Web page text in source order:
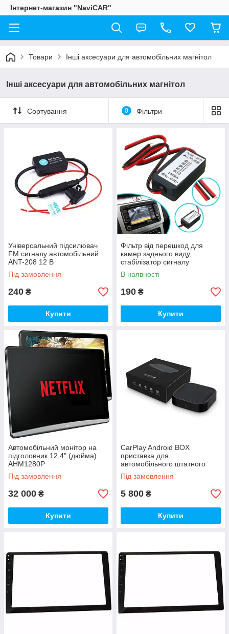
Інтернет-магазин "NaviCAR"
Товари Інші аксесуари для автомобільних магнітол
Інші аксесуари для автомобільних магнітол
Сортування 0 Фільтри
Універсальний підсилювач
FM сигналу автомобільний
ANT-208 12 В
Під замовлення
240 ₴
Купити
Фільтр від перешкод для
камер заднього виду,
стабілізатор сигналу
В наявності
190 ₴
Купити
Автомобільний монітор на
підголовник 12,4" (дюйма)
AHM1280P
Під замовлення
32 000 ₴
Купити
CarPlay Android BOX
приставка для
автомобільного штатного
монітору магнітоли
Під замовлення
5 800 ₴
Купити